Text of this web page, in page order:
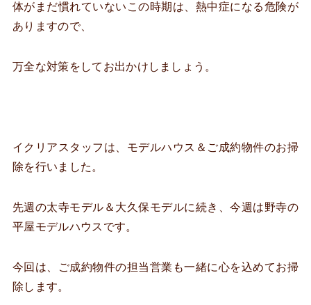
体がまだ慣れていないこの時期は、熱中症になる危険が
ありますので、
万全な対策をしてお出かけしましょう。
イクリアスタッフは、モデルハウス＆ご成約物件のお掃
除を行いました。
先週の太寺モデル＆大久保モデルに続き、今週は野寺の
平屋モデルハウスです。
今回は、ご成約物件の担当営業も一緒に心を込めてお掃
除します。